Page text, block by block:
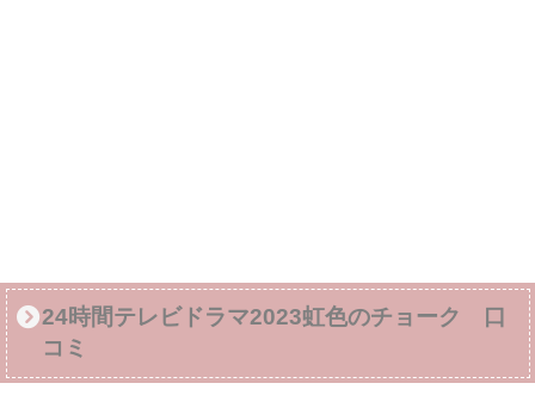
24時間テレビドラマ2023虹色のチョーク 口
コミ